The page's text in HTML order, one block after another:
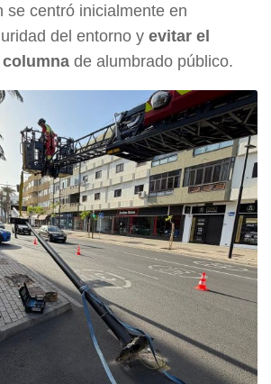
se centró inicialmente en
del entorno y evitar el
de alumbrado público.